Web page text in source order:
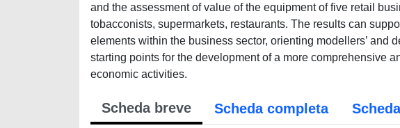
and the assessment of value of the equipment of five retail
tobacconists, supermarkets, restaurants. The results can
elements within the business sector, orienting modellers’ and
starting points for the development of a more comprehensive
economic activities.
Scheda breve Scheda completa